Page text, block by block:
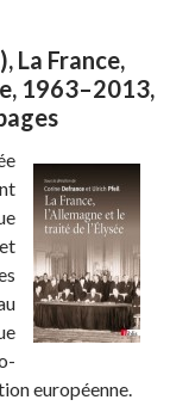
La France,
1963–2013,
européenne.